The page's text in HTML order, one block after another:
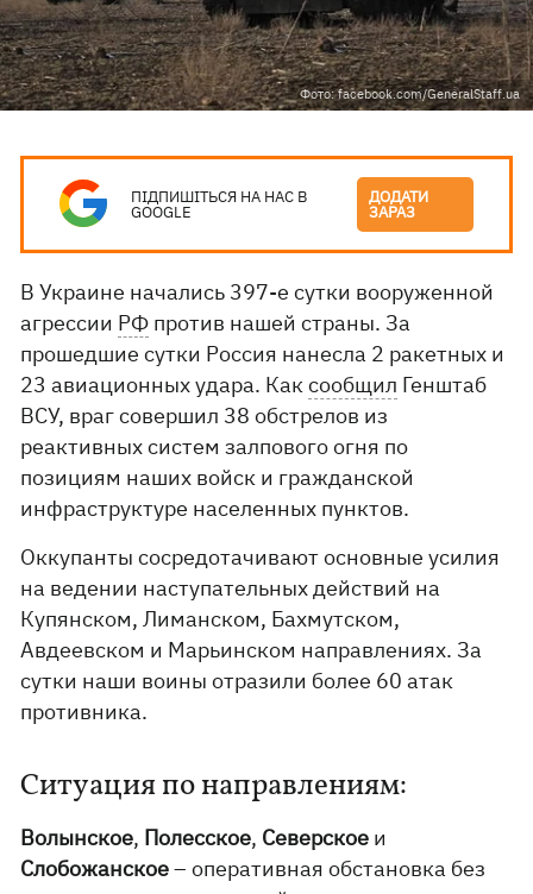
Фото: facebook.com/GeneralStaff.ua
ПІДПИШІТЬСЯ НА НАС В
GOOGLE
ДОДАТИ
ЗАРАЗ
В Украине начались 397-е сутки вооруженной
агрессии РФ против нашей страны. За
прошедшие сутки Россия нанесла 2 ракетных и
23 авиационных удара. Каксообщил Генштаб
ВСУ, враг совершил 38 обстрелов из
реактивных систем залпового огня по
позициям наших войск и гражданской
инфраструктуре населенных пунктов.
Оккупанты сосредотачивают основные усилия
на ведении наступательных действий на
Купянском, Лиманском, Бахмутском,
Авдеевском и Марьинском направлениях. За
сутки наши воины отразили более 60 атак
противника.
Ситуация по направлениям:
Волынское, Полесское, Северское и
Слобожанское– оперативная обстановка без